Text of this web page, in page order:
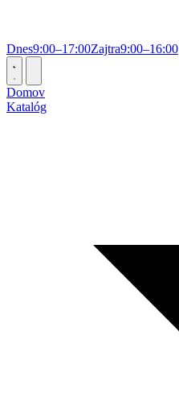
Dnes9:00–17:00Zajtra9:00–16:00
Domov
Katalóg